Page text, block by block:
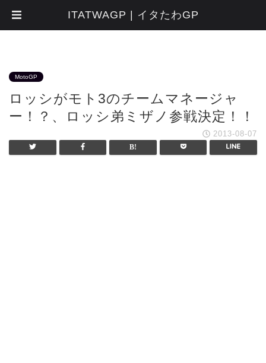
MotoGP
ロッシがモト3のチームマネージャ
ー！？、ロッシ弟ミザノ参戦決定！！
2013-08-07
ITATWAGP | イタたわGP